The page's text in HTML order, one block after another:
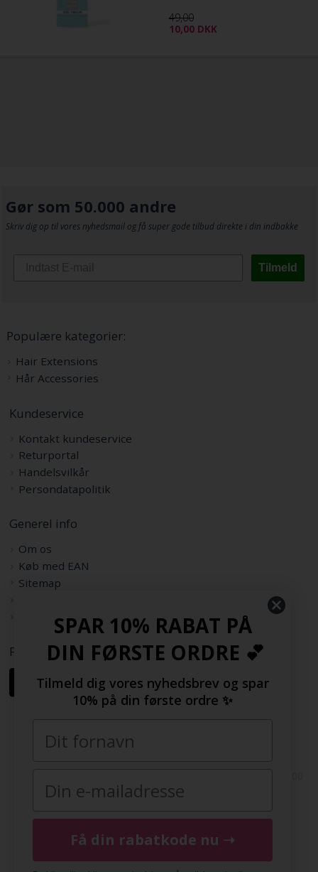
49,00
10,00 DKK
Gør som 50.000 andre
Skriv dig op til vores nyhedsmail og få super gode tilbud direkte i din indbakke
Tilmeld
Populære kategorier:
Hair Extensions
Hår Accessories
Kundeservice
Kontakt kundeservice
Returportal
Handelsvilkår
Persondatapolitik
Generel info
Om os
Køb med EAN
Sitemap
Samarbejdspartnere
Følg os her
Kolding, Danmark | Tlf(+45) 20154560 | CVR: 33377002 |
FashionGirl.dk er ejet af HolmeGruppen ApS
|NO| NL| BE | |
SPAR 10% RABAT PÅ
DIN FØRSTE ORDRE 💕
Tilmeld dig vores nyhedsbrev og spar
10% på din første ordre ✨
Få din rabatkode nu ➝